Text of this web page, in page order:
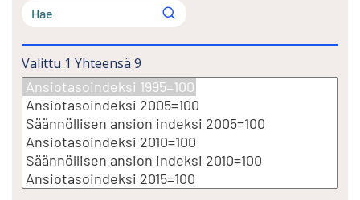
Valittu 1 Yhteensä 9